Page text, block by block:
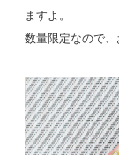
ますよ。
数量限定なので、